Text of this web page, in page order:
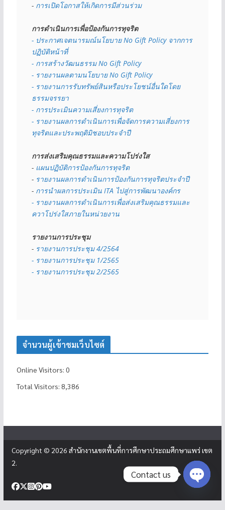
- การเปิดโอกาสให้เกิดการมีส่วนร่วม
การดำเนินการเพื่อป้องกันการทุจริต
- ประกาศเจตนารมณ์นโยบาย No Gift Policy จากการ
ปฏิบัติหน้าที่
- การสร้างวัฒนธรรม No Gift Policy
- รายงานผลตามนโยบาย No Gift Policy
- รายงานการรับทรัพย์สินหรือประโยชน์อื่นใดโดย
ธรรมจรรยา
- การประเมินความเสี่ยงการทุจริต
- รายงานผลการดำเนินการเพื่อจัดการความเสี่ยงการ
ทุจริตและประพฤติมิชอบประจำปี
การส่งเสริมคุณธรรมและความโปร่งใส
- แผนปฏิบัติการป้องกันการทุจริต
- รายงานผลการดำเนินการป้องกันการทุจริตประจำปี
- การนำผลการประเมิน ITA ไปสู่การพัฒนาองค์กร
- รายงานผลการดำเนินการเพื่อส่งเสริมคุณธรรมและ
ควาโปร่งใสภายในหน่วยงาน
รายงานการประชุม
- รายงานการประชุม 4/2564
- รายงานการประชุม 1/2565
- รายงานการประชุม 2/2565
จำนวนผู้เข้าชมเว็บไซต์
Online Visitors: 0
Total Visitors: 8,386
Copyright © 2026 สำนักงานเขตพื้นที่การศึกษาประถมศึกษาแพร่ เขต
2.
Contact us